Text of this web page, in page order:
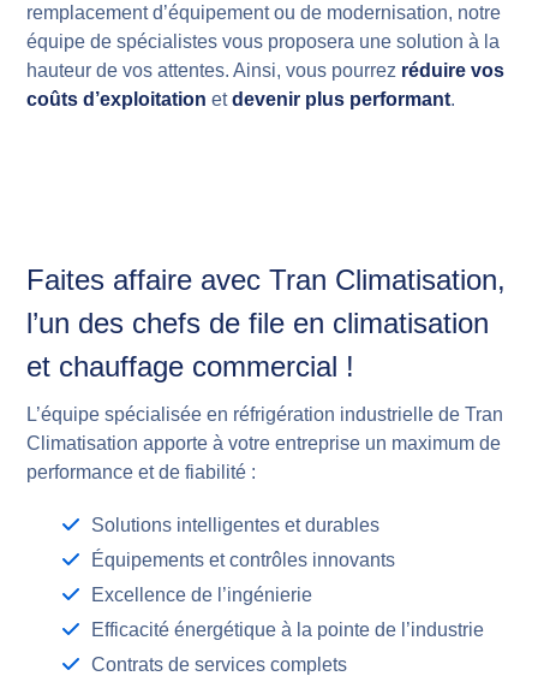
remplacement d’équipement ou de modernisation, notre
équipe de spécialistes vous proposera une solution à la
hauteur de vos attentes. Ainsi, vous pourrez réduire vos
coûts d’exploitation etdevenir plus performant.
Faites affaire avec Tran Climatisation,
l’un des chefs de file en climatisation
et chauffage commercial !
L’équipe spécialisée en réfrigération industrielle de Tran
Climatisation apporte à votre entreprise un maximum de
performance et de fiabilité :
Solutions intelligentes et durables
Équipements et contrôles innovants
Excellence de l’ingénierie
Efficacité énergétique à la pointe de l’industrie
Contrats de services complets